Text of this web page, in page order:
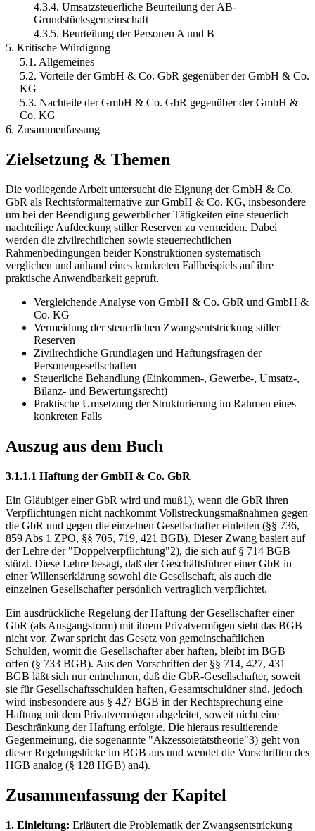
4.3.4. Umsatzsteuerliche Beurteilung der AB-
Grundstücksgemeinschaft
4.3.5. Beurteilung der Personen A und B
5. Kritische Würdigung
5.1. Allgemeines
5.2. Vorteile der GmbH & Co. GbR gegenüber der GmbH & Co.
KG
5.3. Nachteile der GmbH & Co. GbR gegenüber der GmbH &
Co. KG
6. Zusammenfassung
Zielsetzung & Themen
Die vorliegende Arbeit untersucht die Eignung der GmbH & Co.
GbR als Rechtsformalternative zur GmbH & Co. KG, insbesondere
um bei der Beendigung gewerblicher Tätigkeiten eine steuerlich
nachteilige Aufdeckung stiller Reserven zu vermeiden. Dabei
werden die zivilrechtlichen sowie steuerrechtlichen
Rahmenbedingungen beider Konstruktionen systematisch
verglichen und anhand eines konkreten Fallbeispiels auf ihre
praktische Anwendbarkeit geprüft.
Vergleichende Analyse von GmbH & Co. GbR und GmbH &
Co. KG
Vermeidung der steuerlichen Zwangsentstrickung stiller
Reserven
Zivilrechtliche Grundlagen und Haftungsfragen der
Personengesellschaften
Steuerliche Behandlung (Einkommen-, Gewerbe-, Umsatz-,
Bilanz- und Bewertungsrecht)
Praktische Umsetzung der Strukturierung im Rahmen eines
konkreten Falls
Auszug aus dem Buch
3.1.1.1 Haftung der GmbH & Co. GbR
Ein Gläubiger einer GbR wird und muß1), wenn die GbR ihren
Verpflichtungen nicht nachkommt Vollstreckungsmaßnahmen gegen
die GbR und gegen die einzelnen Gesellschafter einleiten (§§ 736,
859 Abs 1 ZPO, §§ 705, 719, 421 BGB). Dieser Zwang basiert auf
der Lehre der "Doppelverpflichtung"2), die sich auf § 714 BGB
stützt. Diese Lehre besagt, daß der Geschäftsführer einer GbR in
einer Willenserklärung sowohl die Gesellschaft, als auch die
einzelnen Gesellschafter persönlich vertraglich verpflichtet.
Ein ausdrückliche Regelung der Haftung der Gesellschafter einer
GbR (als Ausgangsform) mit ihrem Privatvermögen sieht das BGB
nicht vor. Zwar spricht das Gesetz von gemeinschaftlichen
Schulden, womit die Gesellschafter aber haften, bleibt im BGB
offen (§ 733 BGB). Aus den Vorschriften der §§ 714, 427, 431
BGB läßt sich nur entnehmen, daß die GbR-Gesellschafter, soweit
sie für Gesellschaftsschulden haften, Gesamtschuldner sind, jedoch
wird insbesondere aus § 427 BGB in der Rechtsprechung eine
Haftung mit dem Privatvermögen abgeleitet, soweit nicht eine
Beschränkung der Haftung erfolgte. Die hieraus resultierende
Gegenmeinung, die sogenannte "Akzessoietätstheorie"3) geht von
dieser Regelungslücke im BGB aus und wendet die Vorschriften des
HGB analog (§ 128 HGB) an4).
Zusammenfassung der Kapitel
1. Einleitung: Erläutert die Problematik der Zwangsentstrickung